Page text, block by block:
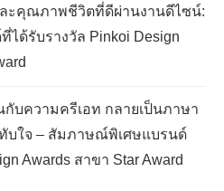
ะคุณภาพชีวิตที่ดีผ่านงานดีไซน์:
ด้รับรางวัล Pinkoi Design
บความครีเอท กลายเป็นภาษา
บใจ – สัมภาษณ์พิเศษแบรนด์
Awards สาขา Star Award